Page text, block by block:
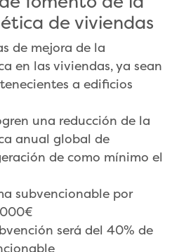
de viviendas
de mejora de la
en las viviendas, ya sean
a edificios
una reducción de la
anual global de
de como mínimo el
subvencionable por
será del 40% de